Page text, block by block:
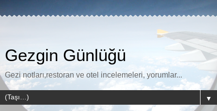
Gezgin Günlüğü
Gezi notları,restoran ve otel incelemeleri, yorumlar...
▼